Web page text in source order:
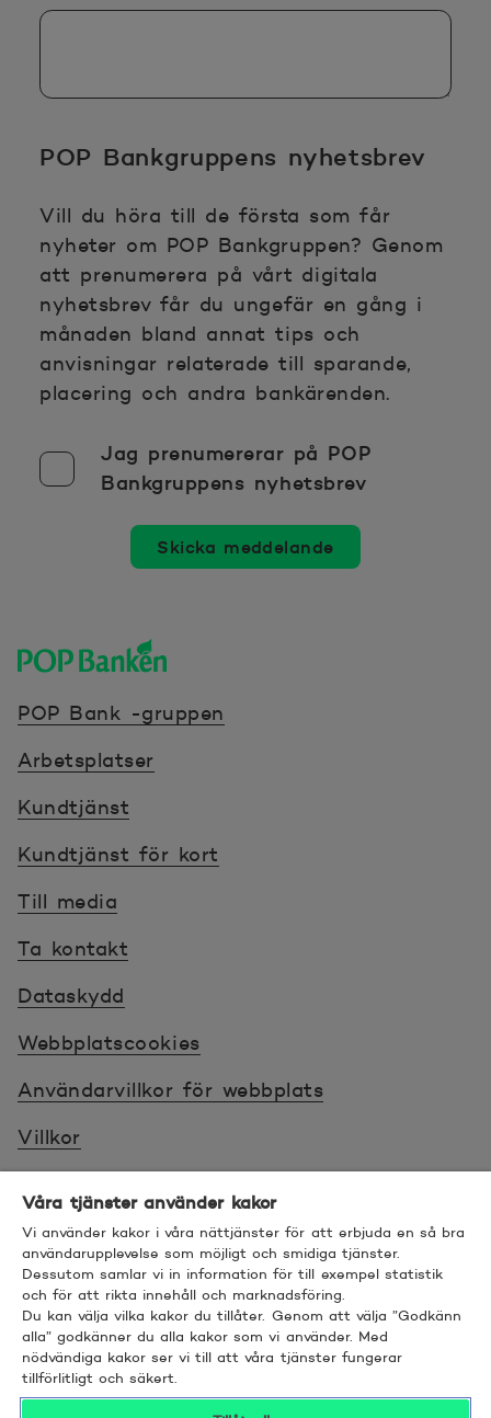
POP Bankgruppens nyhetsbrev
Vill du höra till de första som får
nyheter om POP Bankgruppen? Genom
att prenumerera på vårt digitala
nyhetsbrev får du ungefär en gång i
månaden bland annat tips och
anvisningar relaterade till sparande,
placering och andra bankärenden.
Jag prenumererar på POP
Bankgruppens nyhetsbrev
Skicka meddelande
POP Bank -gruppen
Arbetsplatser
Kundtjänst
Kundtjänst för kort
Till media
Ta kontakt
Dataskydd
Webbplatscookies
Användarvillkor för webbplats
Villkor
Tillgänglighet
Bra att veta
© 2026 POP Pankki, Hevosenkenkä 3, 02600
ESPOO
Våra tjänster använder kakor
Vi använder kakor i våra nättjänster för att erbjuda en så bra
användarupplevelse som möjligt och smidiga tjänster.
Dessutom samlar vi in information för till exempel statistik
och för att rikta innehåll och marknadsföring.
Du kan välja vilka kakor du tillåter. Genom att välja ”Godkänn
alla” godkänner du alla kakor som vi använder. Med
nödvändiga kakor ser vi till att våra tjänster fungerar
tillförlitligt och säkert.